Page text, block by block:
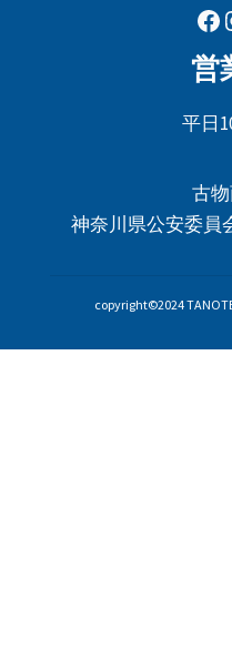
営
平日
古
神奈川県公安委員
copyright©2024